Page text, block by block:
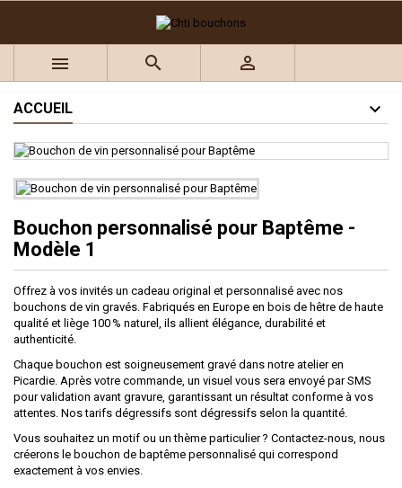
  
ACCUEIL
Bouchon personnalisé pour Baptême -
Modèle 1
Offrez à vos invités un cadeau original et personnalisé avec nos
bouchons de vin gravés. Fabriqués en Europe en bois de hêtre de haute
qualité et liège 100 % naturel, ils allient élégance, durabilité et
authenticité.
Chaque bouchon est soigneusement gravé dans notre atelier en
Picardie. Après votre commande, un visuel vous sera envoyé par SMS
pour validation avant gravure, garantissant un résultat conforme à vos
attentes. Nos tarifs dégressifs sont dégressifs selon la quantité.
Vous souhaitez un motif ou un thème particulier ? Contactez-nous, nous
créerons le bouchon de baptême personnalisé qui correspond
exactement à vos envies.